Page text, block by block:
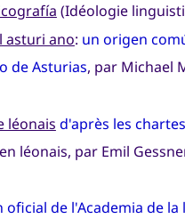
(Idéologie
asturi ano: un origen
de Asturias, par Michael
léonais d'après les
léonais, par Emil
oficial de l'Academia de